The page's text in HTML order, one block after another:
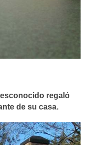
regaló
de su casa.